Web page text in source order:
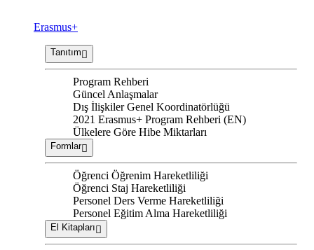
Erasmus+
Tanıtım
Program Rehberi
Güncel Anlaşmalar
Dış İlişkiler Genel Koordinatörlüğü
2021 Erasmus+ Program Rehberi (EN)
Ülkelere Göre Hibe Miktarları
Formlar
Öğrenci Öğrenim Hareketliliği
Öğrenci Staj Hareketliliği
Personel Ders Verme Hareketliliği
Personel Eğitim Alma Hareketliliği
El Kitapları